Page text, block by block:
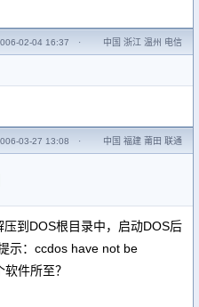
02-04 16:37 · 中国 浙江 温州 电信
03-27 13:08 · 中国 福建 莆田 联通
到DOS根目录中，启动DOS后
示：ccdos have not be
件所至？